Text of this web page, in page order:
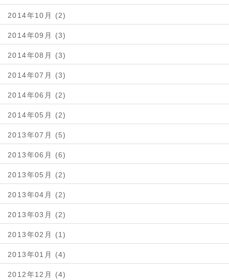
2014年10月 (2)
2014年09月 (3)
2014年08月 (3)
2014年07月 (3)
2014年06月 (2)
2014年05月 (2)
2013年07月 (5)
2013年06月 (6)
2013年05月 (2)
2013年04月 (2)
2013年03月 (2)
2013年02月 (1)
2013年01月 (4)
2012年12月 (4)